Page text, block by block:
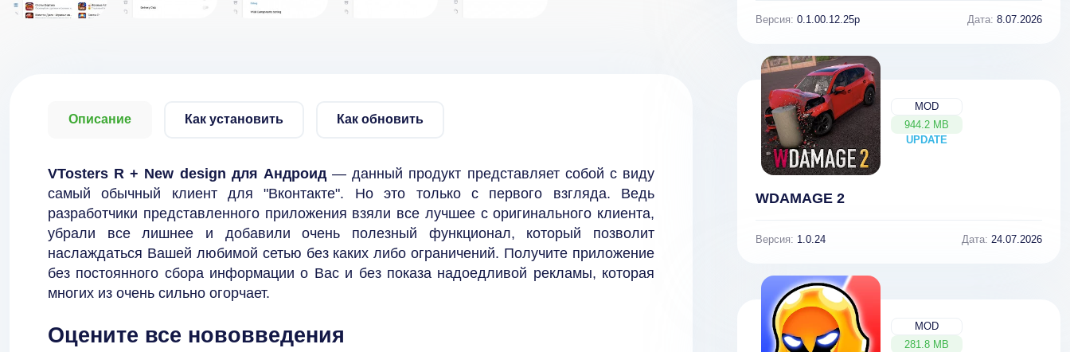
Описание Как установить Как обновить
VTosters R + New design для Андроид— данный продукт представляет собой с виду
самый обычный клиент для "Вконтакте". Но это только с первого взгляда. Ведь
разработчики представленного приложения взяли все лучшее с оригинального клиента,
убрали все лишнее и добавили очень полезный функционал, который позволит
наслаждаться Вашей любимой сетью без каких либо ограничений. Получите приложение
без постоянного сбора информации о Вас и без показа надоедливой рекламы, которая
многих из очень сильно огорчает.
Оцените все нововведения
Версия: 0.1.00.12.25p Дата: 8.07.2026
MOD
944.2 MB
UPDATE
NEW
WDAMAGE 2
Версия: 1.0.24 Дата: 24.07.2026
MOD
281.8 MB